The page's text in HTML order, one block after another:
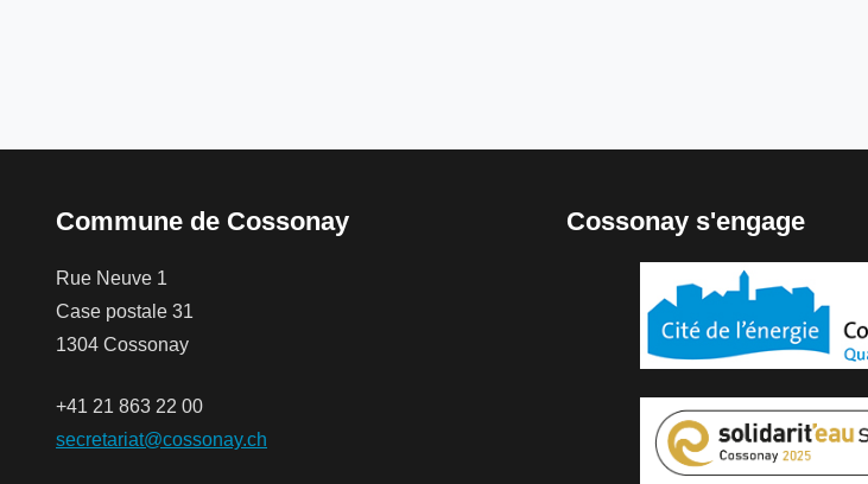
Commune de Cossonay
Rue Neuve 1
Case postale 31
1304 Cossonay
+41 21 863 22 00
secretariat@cossonay.ch
Cossonay s'engage